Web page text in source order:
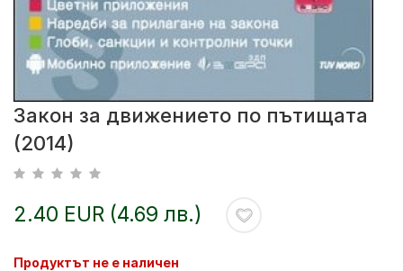
Закон за движението по пътищата
(2014)
2.40 EUR (4.69 лв.)
Продуктът не е наличен